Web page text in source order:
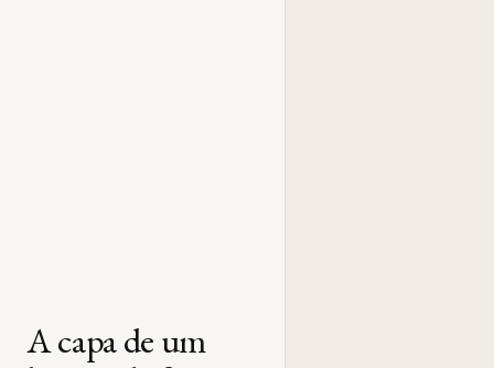
A capa de um